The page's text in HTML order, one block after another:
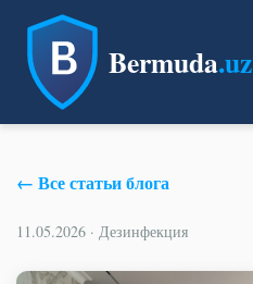
Bermuda.uz
← Все статьи блога
11.05.2026 · Дезинфекция